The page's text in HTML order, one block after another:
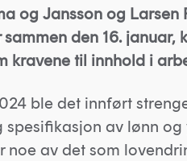
og Jansson og Larsen
den 16. januar,
kravene til innhold i
ble det innført
spesifikasjon av lønn
noe av det som